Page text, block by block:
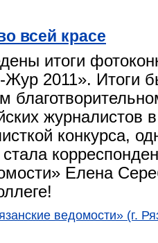
всей красе
итоги
2011». Итоги
журналистов
конкурса,
Елена
ведомости» (г.